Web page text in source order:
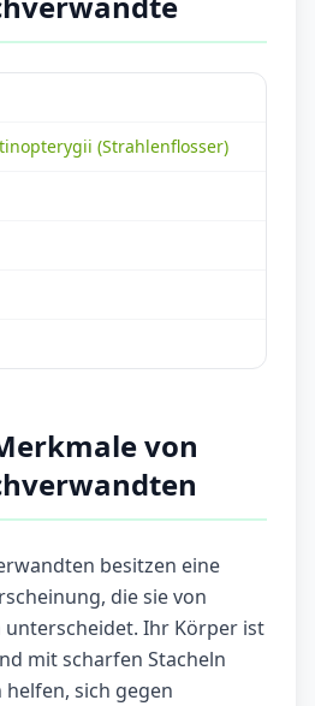
(Strahlenflosser)
von
besitzen eine
die sie von
unterscheidet. Ihr Körper ist
mit scharfen Stacheln
sich gegen